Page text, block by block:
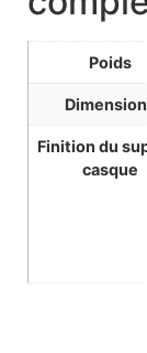
Poids
Finition du
casque